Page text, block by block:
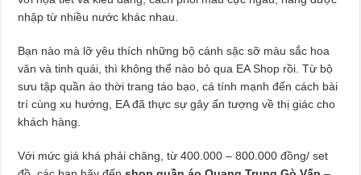
nhập từ nhiều nước khác nhau.
Bạn nào mà lỡ yêu thích những bộ cánh sặc sỡ màu sắc hoa
văn và tinh quái, thì không thể nào bỏ qua EA Shop rồi. Từ bộ
sưu tập quần áo thời trang táo bạo, cá tính mạnh đến cách bài
trí cùng xu hướng, EA đã thực sự gây ấn tượng về thị giác cho
khách hàng.
Với mức giá khá phải chăng, từ 400.000 – 800.000 đồng/ set